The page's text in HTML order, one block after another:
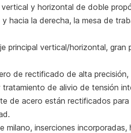
y horizontal de doble
y hacia la derecha, la mesa de
principal vertical/horizontal,
de rectificado de alta
de alivio de tensión
de acero están rectificados
milano, inserciones